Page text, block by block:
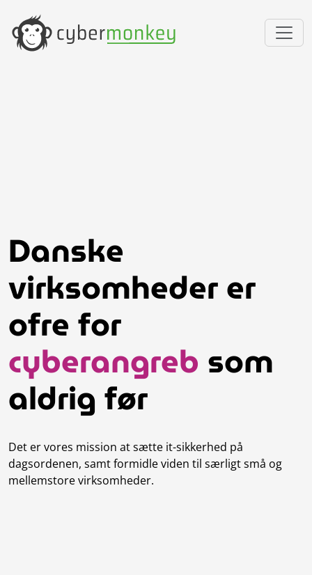
Danske
virksomheder er
ofre for
cyberangreb som
aldrig før
Det er vores mission at sætte it-sikkerhed på
dagsordenen, samt formidle viden til særligt små og
mellemstore virksomheder.